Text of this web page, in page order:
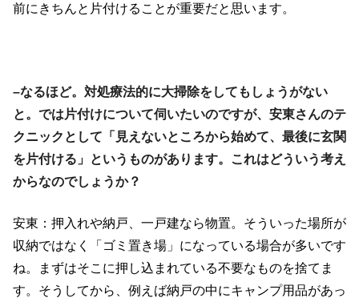
前にきちんと片付けることが重要だと思います。
–なるほど。対処療法的に大掃除をしてもしょうがない
と。では片付けについて伺いたいのですが、安東さんのテ
クニックとして「見えないところから始めて、最後に玄関
を片付ける」というものがあります。これはどういう考え
からなのでしょうか？
安東：押入れや納戸、一戸建なら物置。そういった場所が
収納ではなく「ゴミ置き場」になっている場合が多いです
ね。まずはそこに押し込まれている不要なものを捨てま
す。そうしてから、例えば納戸の中にキャンプ用品があっ